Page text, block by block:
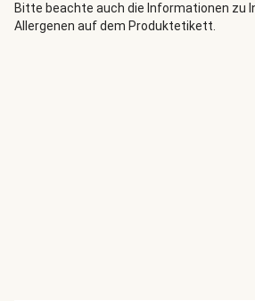
Bitte beachte auch die Informationen zu
Allergenen auf dem Produktetikett.